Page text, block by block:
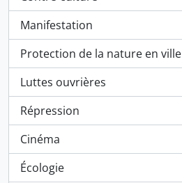
, 24 résultats
Manifestation
, 8 résultats
Protection de la nature en ville
, 8 résultats
Luttes ouvrières
, 7 résultats
Répression
, 5 résultats
Cinéma
, 4 résultats
Écologie
, 4 résultats